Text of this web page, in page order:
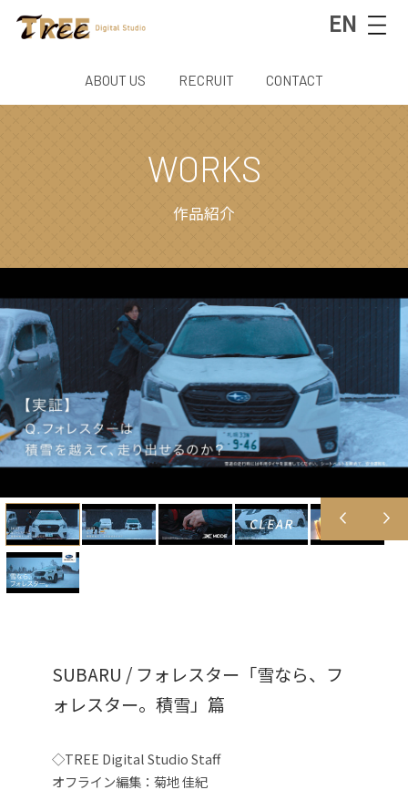
EN
ABOUT US RECRUIT CONTACT
WORKS
作品紹介
SUBARU / フォレスター「雪なら、フ
ォレスター。積雪」篇
◇TREE Digital Studio Staff
オフライン編集：菊地 佳紀